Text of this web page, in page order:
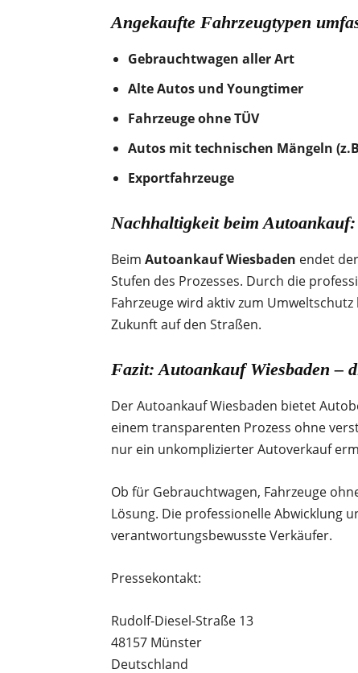
Angekaufte Fahrzeugtypen
Gebrauchtwagen aller Art
Alte Autos und Youngtimer
Fahrzeuge ohne TÜV
Autos mit technischen Mängeln
Exportfahrzeuge
Nachhaltigkeit beim
Beim Autoankauf Wiesbaden endet
Stufen des Prozesses. Durch die
Fahrzeuge wird aktiv zum
Zukunft auf den Straßen.
Fazit: Autoankauf Wiesbaden –
Der Autoankauf Wiesbaden bietet
einem transparenten Prozess ohne
nur ein unkomplizierter Autoverkauf
Ob für Gebrauchtwagen, Fahrzeuge
Lösung. Die professionelle Abwicklung
verantwortungsbewusste Verkäufer.
Pressekontakt:
Rudolf-Diesel-Straße 13
48157 Münster
Deutschland